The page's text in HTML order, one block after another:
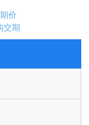
价
交期